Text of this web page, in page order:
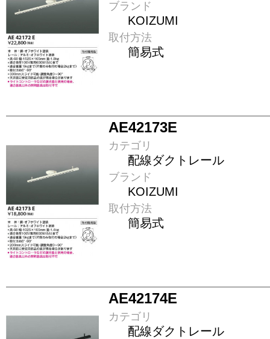
ブランド
KOIZUMI
取付方法
簡易式
AE42173E
カテゴリ
配線ダクトレール
ブランド
KOIZUMI
取付方法
簡易式
AE42174E
カテゴリ
配線ダクトレール